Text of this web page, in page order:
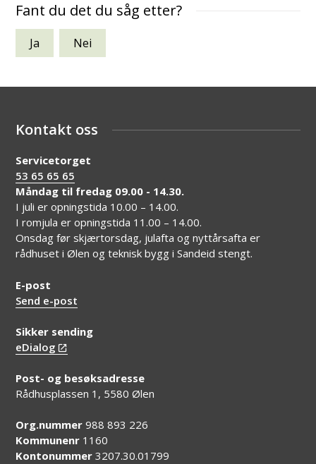
Fant du det du såg etter?
Ja Nei
Kontakt oss
Servicetorget
53 65 65 65
Måndag til fredag 09.00 - 14.30.
I juli er opningstida 10.00 – 14.00.
I romjula er opningstida 11.00 – 14.00.
Onsdag før skjærtorsdag, julafta og nyttårsafta er
rådhuset i Ølen og teknisk bygg i Sandeid stengt.
E-post
Send e-post
Sikker sending
eDialog
Post- og besøksadresse
Rådhusplassen 1, 5580 Ølen
Org.nummer988 893 226
Kommunenr 1160
Kontonummer3207.30.01799